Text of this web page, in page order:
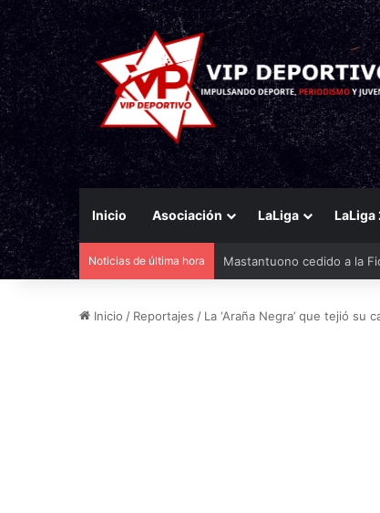
Inicio Asociación LaLiga LaLiga
Noticias de última hora El Racing mueve ficha por
Inicio / Reportajes / La ‘Araña Negra’ que tejió su